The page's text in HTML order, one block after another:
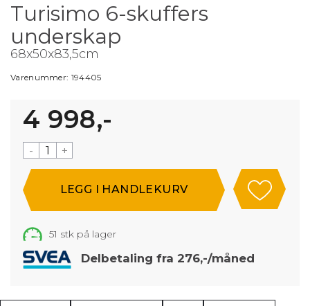
Turisimo 6-skuffers
underskap
68x50x83,5cm
Varenummer: 194405
4 998,-
- +
51 stk på lager
Delbetaling fra 276,-/måned